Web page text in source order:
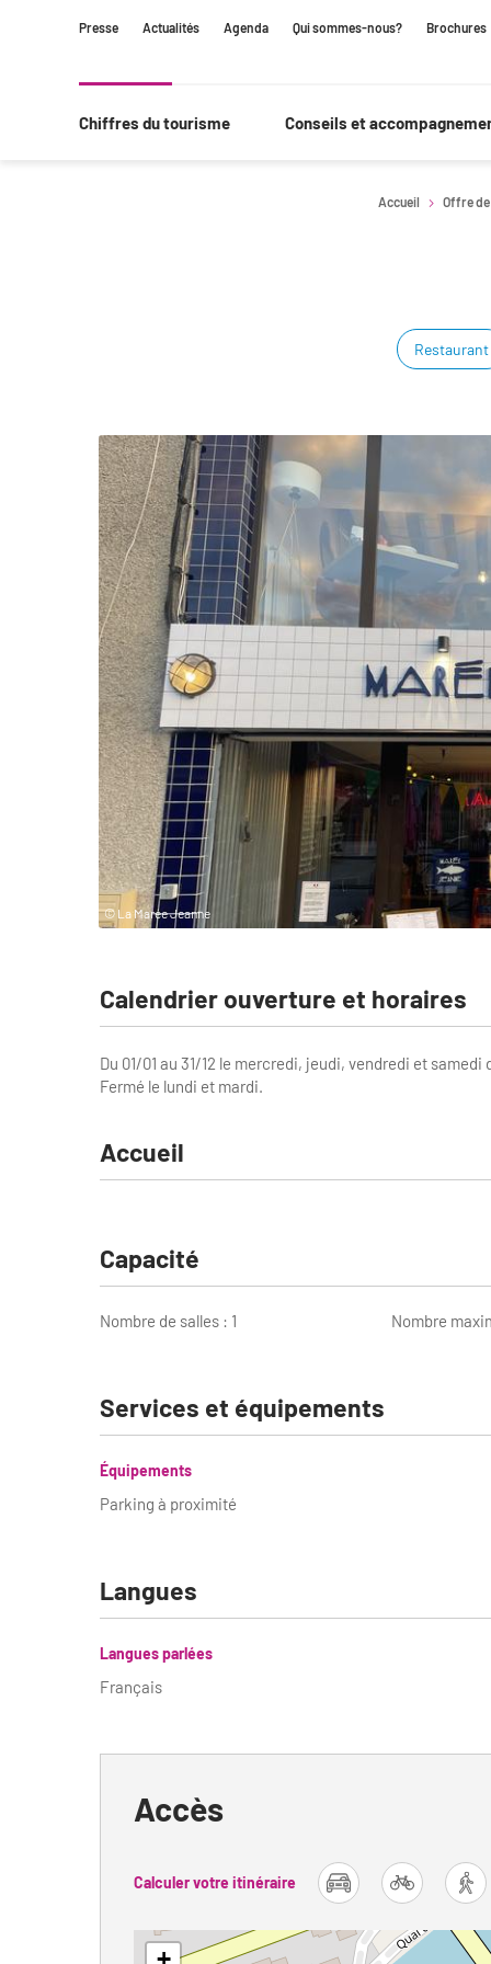
Navigation
RecherchePresse Actualités Agenda Qui sommes-nous? Brochures
Chiffres du tourisme Conseils et
Accueil Offre
Restaurant
© La Marée Jeanne
Calendrier ouverture et horaires
Du 01/01 au 31/12 le mercredi, jeudi, vendredi et samedi
Fermé le lundi et mardi.
Accueil
Capacité
Nombre de salles : 1 Nombre
Services et équipements
Équipements
Parking à proximité
Langues
Langues parlées
Français
Accès
Calculer votre itinéraire
car bike
+